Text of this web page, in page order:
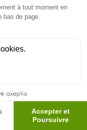
Mentions légales|